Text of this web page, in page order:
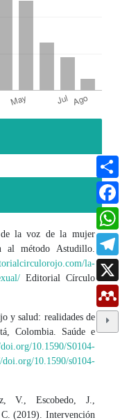
la voz de la mujer
al método Astudillo.
la-
Editorial Círculo
y salud: realidades de
Colombia. Saúde e
10.1590/S0104-
doi.org/10.1590/s0104-
V., Escobedo, J.,
(2019). Intervención